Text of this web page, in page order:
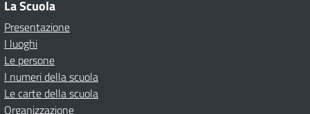
La Scuola
Presentazione
I luoghi
Le persone
I numeri della scuola
Le carte della scuola
Organizzazione